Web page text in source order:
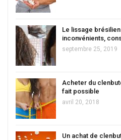
Le lissage brésilien
inconvénients,
septembre 25, 2019
Acheter du
fait possible
avril 20, 2018
Un achat de